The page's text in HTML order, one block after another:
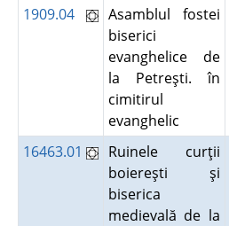
1909.04
Asamblul fostei
biserici
evanghelice de
la Petreşti. în
cimitirul
evanghelic
16463.01
Ruinele curţii
boiereşti şi
biserica
medievală de la